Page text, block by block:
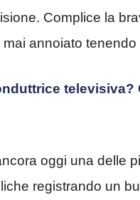
Complice la
annoiato
televisiva?
oggi una delle
registrando un